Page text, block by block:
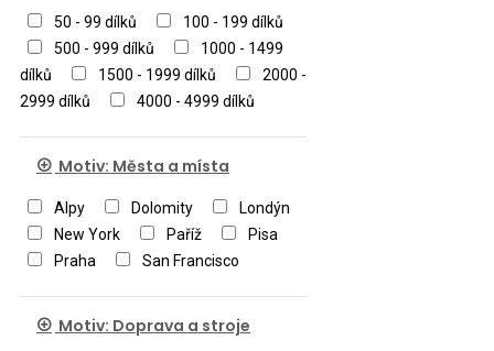
Berman
Roger Blachon
Rosina Wachtmeister
Hartmann
Victoria Francés
50 - 99 dílků
100 - 199 dílků
500 - 999 dílků
1000 - 1499
dílků
1500 - 1999 dílků
2000 -
2999 dílků
4000 - 4999 dílků
Motiv: Města a místa
Alpy Dolomity
Londýn
New York
Paříž
Pisa
Praha
San Francisco
Motiv: Doprava a stroje